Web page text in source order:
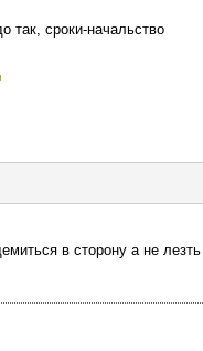
сроки-начальство
в сторону а не лезть